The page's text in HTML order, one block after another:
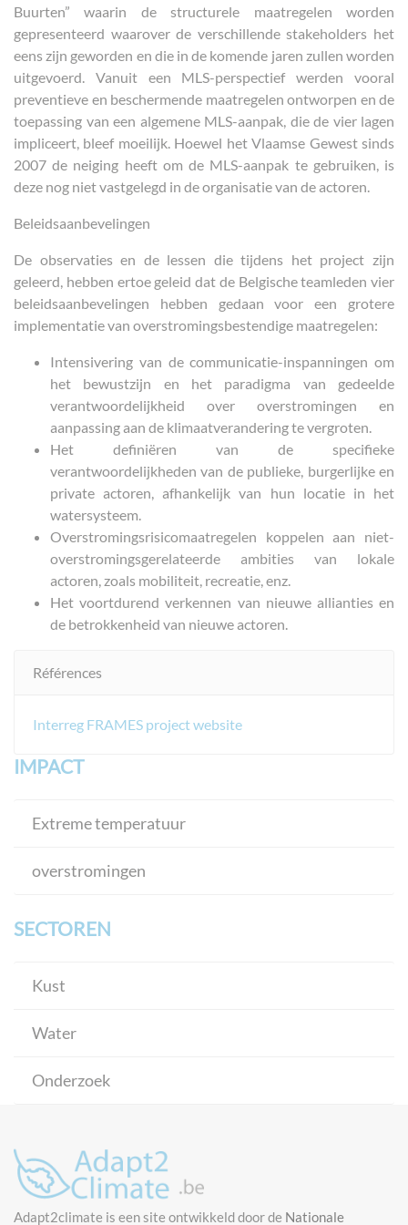
Buurten” waarin de structurele maatregelen worden
gepresenteerd waarover de verschillende stakeholders het
eens zijn geworden en die in de komende jaren zullen worden
uitgevoerd. Vanuit een MLS-perspectief werden vooral
preventieve en beschermende maatregelen ontworpen en de
toepassing van een algemene MLS-aanpak, die de vier lagen
impliceert, bleef moeilijk. Hoewel het Vlaamse Gewest sinds
2007 de neiging heeft om de MLS-aanpak te gebruiken, is
deze nog niet vastgelegd in de organisatie van de actoren.
Beleidsaanbevelingen
De observaties en de lessen die tijdens het project zijn
geleerd, hebben ertoe geleid dat de Belgische teamleden vier
beleidsaanbevelingen hebben gedaan voor een grotere
implementatie van overstromingsbestendige maatregelen:
Intensivering van de communicatie-inspanningen om
het bewustzijn en het paradigma van gedeelde
verantwoordelijkheid over overstromingen en
aanpassing aan de klimaatverandering te vergroten.
Het definiëren van de specifieke
verantwoordelijkheden van de publieke, burgerlijke en
private actoren, afhankelijk van hun locatie in het
watersysteem.
Overstromingsrisicomaatregelen koppelen aan niet-
overstromingsgerelateerde ambities van lokale
actoren, zoals mobiliteit, recreatie, enz.
Het voortdurend verkennen van nieuwe allianties en
de betrokkenheid van nieuwe actoren.
Références
Interreg FRAMES project website
IMPACT
Extreme temperatuur
overstromingen
SECTOREN
Kust
Water
Onderzoek
Adapt2climate is een site ontwikkeld door de Nationale